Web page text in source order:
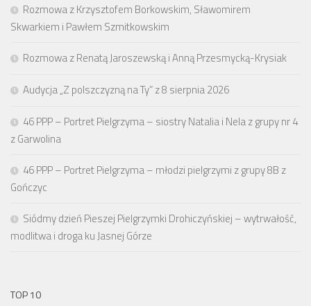
Rozmowa z Krzysztofem Borkowskim, Sławomirem
Skwarkiem i Pawłem Szmitkowskim
Rozmowa z Renatą Jaroszewską i Anną Przesmycką-Krysiak
Audycja „Z polszczyzną na Ty” z 8 sierpnia 2026
46 PPP – Portret Pielgrzyma – siostry Natalia i Nela z grupy nr 4
z Garwolina
46 PPP – Portret Pielgrzyma – młodzi pielgrzymi z grupy 8B z
Gończyc
Siódmy dzień Pieszej Pielgrzymki Drohiczyńskiej – wytrwałość,
modlitwa i droga ku Jasnej Górze
TOP 10